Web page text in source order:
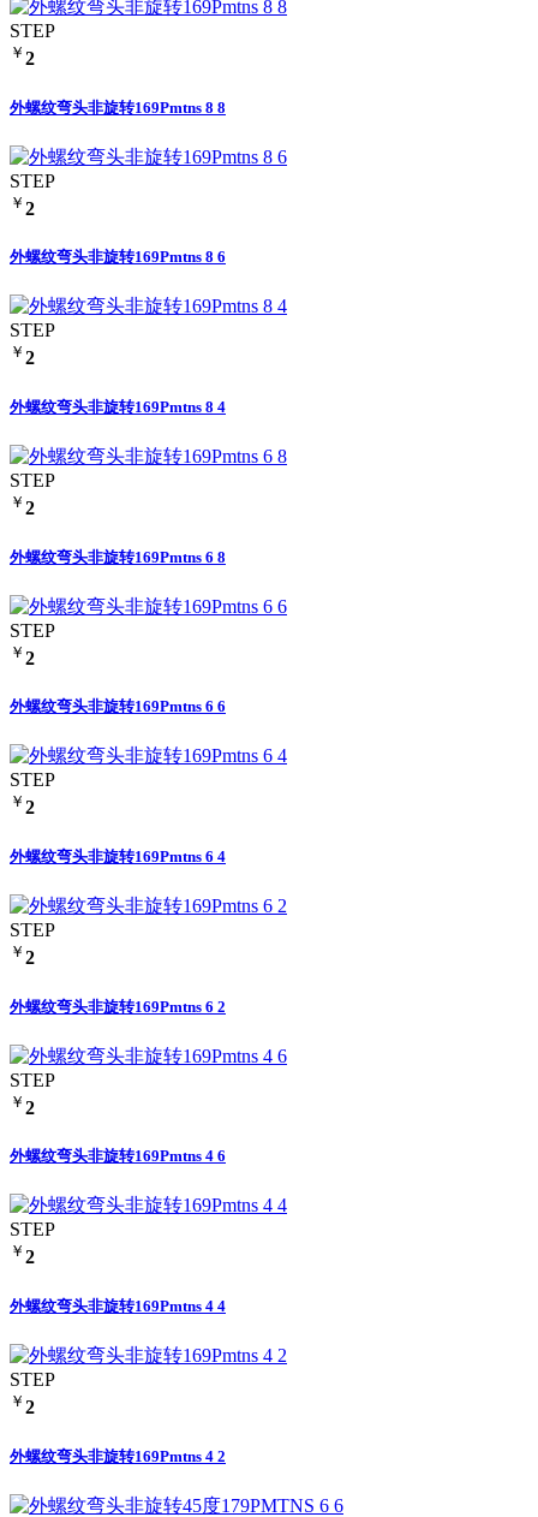
STEP
￥ 2
外螺纹弯头非旋转169Pmtns 8 8
STEP
￥ 2
外螺纹弯头非旋转169Pmtns 8 6
STEP
￥ 2
外螺纹弯头非旋转169Pmtns 8 4
STEP
￥ 2
外螺纹弯头非旋转169Pmtns 6 8
STEP
￥ 2
外螺纹弯头非旋转169Pmtns 6 6
STEP
￥ 2
外螺纹弯头非旋转169Pmtns 6 4
STEP
￥ 2
外螺纹弯头非旋转169Pmtns 6 2
STEP
￥ 2
外螺纹弯头非旋转169Pmtns 4 6
STEP
￥ 2
外螺纹弯头非旋转169Pmtns 4 4
STEP
￥ 2
外螺纹弯头非旋转169Pmtns 4 2